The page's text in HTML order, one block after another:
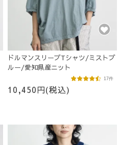
ドルマンスリーブTシャツ/ミストブ
ルー/愛知県産ニット
10,450円(税込)
17件